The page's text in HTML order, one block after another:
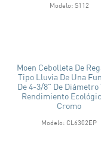
Modelo: S112
Moen Cebolleta De
Tipo Lluvia De Una
De 4-3/8" De Diámetro
Rendimiento
Cromo
Modelo: CL6302EP